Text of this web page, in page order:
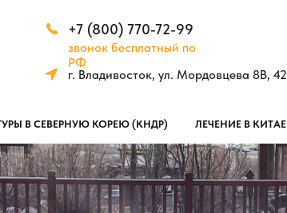
+7 (800) 770-72-99
звонок бесплатный по
РФ
г. Владивосток, ул. Мордовцева 8В, 42
В СЕВЕРНУЮ КОРЕЮ (КНДР) ЛЕЧЕНИЕ В КИТАЕ